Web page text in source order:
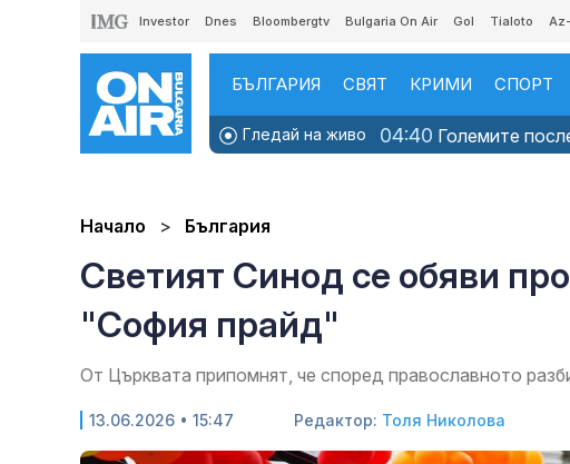
Investor Dnes Bloombergtv Bulgaria On Air Gol Tialoto
БЪЛГАРИЯ СВЯТ КРИМИ СПОРТ
Гледай на живо 04:40 Големите
Начало България
Светият Синод се обяви
"София прайд"
От Църквата припомнят, че според православното
13.06.2026 • 15:47 Редактор: Толя Николова